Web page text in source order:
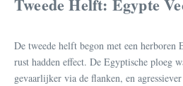
Tweede Helft: Egypte
De tweede helft begon met een herboren
rust hadden effect. De Egyptische ploeg
gevaarlijker via de flanken, en